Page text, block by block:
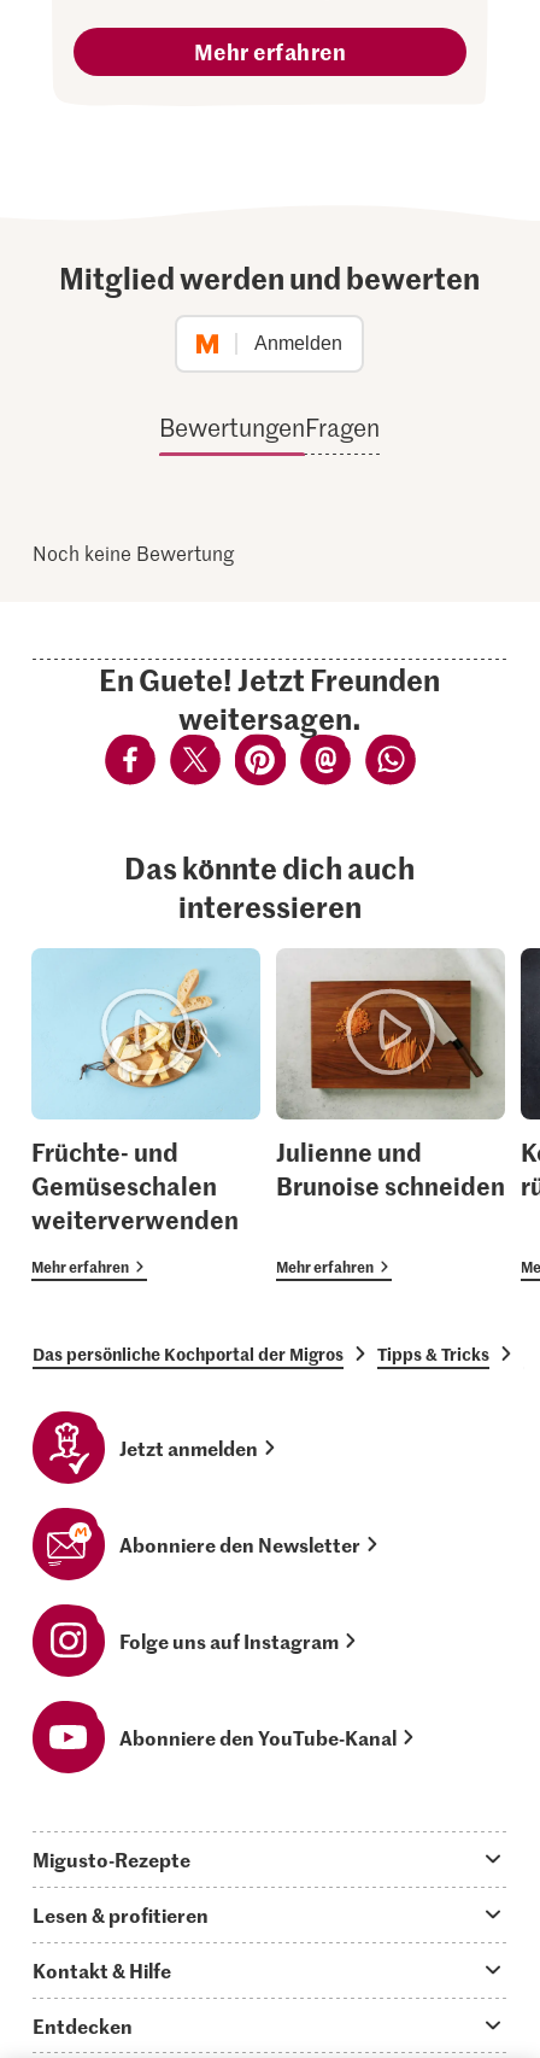
Mehr erfahren
Mitglied werden und bewerten
Anmelden
BewertungenFragen
Noch keine Bewertung
En Guete! Jetzt Freunden
weitersagen.
Das könnte dich auch
interessieren
Früchte- und
Gemüseschalen
weiterverwenden
Mehr erfahren
Julienne und
Brunoise schneiden
Mehr erfahren
Das persönliche Kochportal der Migros Tipps & Tricks
Jetzt anmelden
Abonniere den Newsletter
Folge uns auf Instagram
Abonniere den YouTube-Kanal
Migusto-Rezepte
Was koche ich heute?
Hauptgerichte
Schnelle & einfache Rezepte
Lesen & profitieren
Tipps & Tricks
Storys
Kontakt & Hilfe
Fragen zu Migusto
Entdecken